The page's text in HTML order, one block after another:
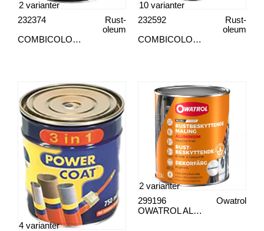
COMBICOLOR® SPÄDTINNER
Rust-
oleum
232374
2 varianter
COMBICOLOR® AEROSOL
Rust-
oleum
232592
10 varianter
4 varianter
OWATROL ALUMINIUM
Owatrol
299196
2 varianter